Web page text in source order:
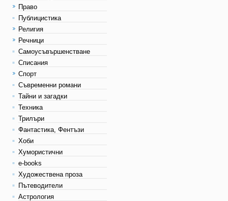
Право
Публицистика
Религия
Речници
Самоусъвършенстване
Списания
Спорт
Съвременни романи
Тайни и загадки
Техника
Трилъри
Фантастика, Фентъзи
Хоби
Хумористични
e-books
Художествена проза
Пътеводители
Астрология